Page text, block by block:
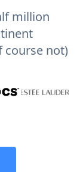
million
course not)